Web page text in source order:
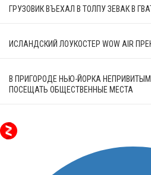
ГРУЗОВИК ВЪЕХАЛ В ТОЛПУ ЗЕВАК В
ИСЛАНДСКИЙ ЛОУКОСТЕР WOW AIR
В ПРИГОРОДЕ НЬЮ-ЙОРКА
ПОСЕЩАТЬ ОБЩЕСТВЕННЫЕ МЕСТА